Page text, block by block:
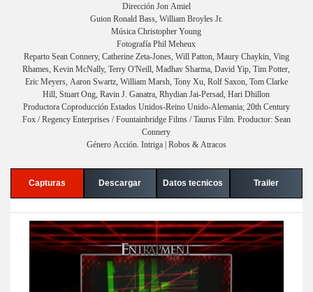
Dirección Jon Amiel
Guion Ronald Bass, William Broyles Jr.
Música Christopher Young
Fotografía Phil Meheux
Reparto Sean Connery, Catherine Zeta-Jones, Will Patton, Maury Chaykin, Ving
Rhames, Kevin McNally, Terry O'Neill, Madhav Sharma, David Yip, Tim Potter,
Eric Meyers, Aaron Swartz, William Marsh, Tony Xu, Rolf Saxon, Tom Clarke
Hill, Stuart Ong, Ravin J. Ganatra, Rhydian Jai-Persad, Hari Dhillon
Productora Coproducción Estados Unidos-Reino Unido-Alemania; 20th Century
Fox / Regency Enterprises / Fountainbridge Films / Taurus Film. Productor: Sean
Connery
Género Acción. Intriga | Robos & Atracos
Capturas Descargar Datos tecnicos Trailer